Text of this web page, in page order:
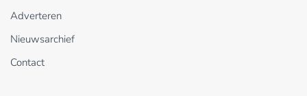
Adverteren
Nieuwsarchief
Contact